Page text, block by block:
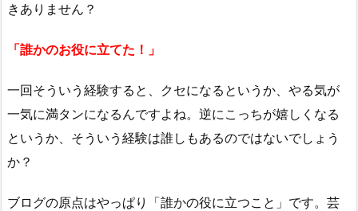
きありません？
「誰かのお役に立てた！」
一回そういう経験すると、クセになるというか、やる気が
一気に満タンになるんですよね。逆にこっちが嬉しくなる
というか、そういう経験は誰しもあるのではないでしょう
か？
ブログの原点はやっぱり「誰かの役に立つこと」です。芸